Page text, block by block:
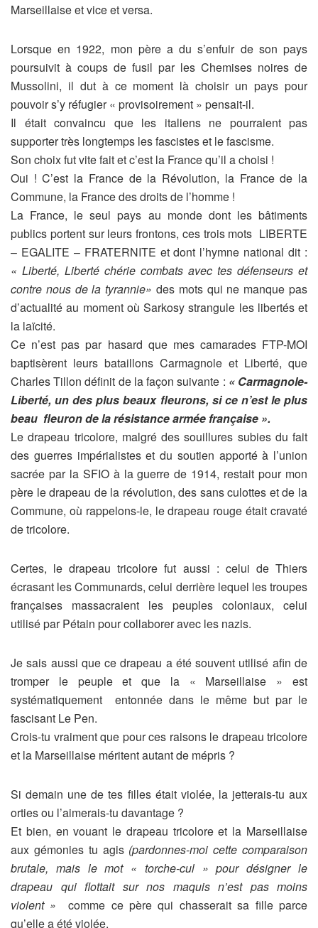
Marseillaiseet vice et versa.
Lorsque en 1922, mon père a du s’enfuir de son pays
poursuivit à coups de fusil par les Chemises noires de
Mussolini, il dut à ce moment là choisir un pays pour
pouvoir s’y réfugier « provisoirement » pensait-il.
Il était convaincu que les italiens ne pourraient pas
supporter très longtemps les fascistes et le fascisme.
Son choix fut vite fait et c’est la France qu’il a choisi !
Oui ! C’est la France de la Révolution, la France de la
Commune, la France des droits de l’homme !
La France, le seul pays au monde dont les bâtiments
publics portent sur leurs frontons, ces trois mots LIBERTE
– EGALITE – FRATERNITE et dont l’hymne national dit :
« Liberté, Liberté chérie combats avec tes défenseurs et
contre nous de la tyrannie» des mots qui ne manque pas
d’actualité au moment où Sarkosy strangule les libertés et
la laïcité.
Ce n’est pas par hasard que mes camarades FTP-MOI
baptisèrent leurs bataillons Carmagnole et Liberté, que
Charles Tillon définit de la façon suivante : « Carmagnole-
Liberté, un des plus beaux fleurons, si ce n’est le plus
beau fleuron de la résistance armée française ».
Le drapeau tricolore, malgré des souillures subies du fait
des guerres impérialistes et du soutien apporté à l’union
sacrée par la SFIO à la guerre de 1914, restait pour mon
père le drapeau de la révolution, des sans culottes et de la
Commune, où rappelons-le, le drapeau rouge était cravaté
de tricolore.
Certes, le drapeau tricolore fut aussi : celui de Thiers
écrasant les Communards, celui derrière lequel les troupes
françaises massacraient les peuples coloniaux, celui
utilisé par Pétain pour collaborer avec les nazis.
Je sais aussi que ce drapeau a été souvent utilisé afin de
tromper le peuple et que la « Marseillaise » est
systématiquement
entonnée dans le même but par le
fascisant Le Pen.
Crois-tu vraiment que pour ces raisons le drapeau tricolore
et la Marseillaise méritent autant de mépris ?
Si demain une de tes filles était violée, la jetterais-tu aux
orties ou l’aimerais-tu davantage ?
Et bien, en vouant le drapeau tricolore et la Marseillaise
aux gémonies tu agis (pardonnes-moi cette comparaison
brutale, mais le mot « torche-cul » pour désigner le
drapeau qui flottait sur nos maquis n’est pas moins
violent »
comme ce père qui chasserait sa fille parce
qu’elle a été violée.